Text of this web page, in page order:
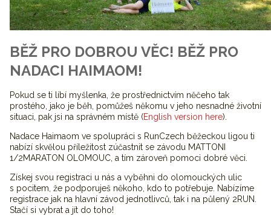
BĚŽ PRO DOBROU VĚC! BĚŽ PRO
NADACI HAIMAOM!
Pokud se ti líbí myšlenka, že prostřednictvím něčeho tak
prostého, jako je běh, pomůžeš někomu v jeho nesnadné životní
situaci, pak jsi na správném místě (English version here).
Nadace Haimaom ve spolupráci s RunCzech běžeckou ligou ti
nabízí skvělou příležitost zúčastnit se závodu MATTONI
1/2MARATON OLOMOUC, a tím zároveň pomoci dobré věci.
Získej svou registraci u nás a vyběhni do olomouckých ulic
s pocitem, že podporuješ někoho, kdo to potřebuje. Nabízíme
registrace jak na hlavní závod jednotlivců, tak i na půlený 2RUN.
Stačí si vybrat a jít do toho!